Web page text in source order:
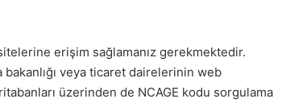
erişim sağlamanız gerekmektedir.
veya ticaret dairelerinin web
üzerinden de NCAGE kodu sorgulama